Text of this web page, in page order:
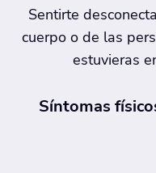
Sentirte
cuerpo o de las
estuvieras
Síntomas